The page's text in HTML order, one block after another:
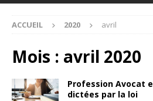
ACCUEIL 2020 avril
Mois : avril 2020
Profession Avocat
dictées par la loi